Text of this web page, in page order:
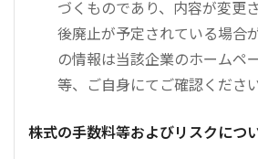
づくものであり、内容が変更
後廃止が予定されている場合
の情報は当該企業のホームペ
等、ご自身にてご確認ください
株式の手数料等およびリスクにつ